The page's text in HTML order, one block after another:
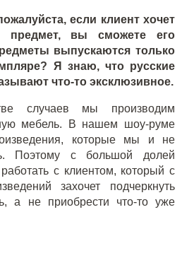
если клиент хочет
предмет, вы сможете его
выпускаются только
Я знаю, что русские
что-то эксклюзивное.
случаев мы производим
мебель. В нашем шоу-руме
которые мы и не
Поэтому с большой долей
с клиентом, который с
захочет подчеркнуть
а не приобрести что-то уже